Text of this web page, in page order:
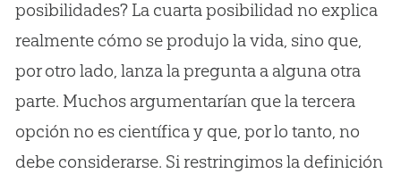
posibilidades? La cuarta posibilidad no explica
realmente cómo se produjo la vida, sino que,
por otro lado, lanza la pregunta a alguna otra
parte. Muchos argumentarían que la tercera
opción no es científica y que, por lo tanto, no
debe considerarse. Si restringimos la definición